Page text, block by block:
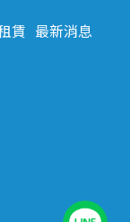
賃 最新消息